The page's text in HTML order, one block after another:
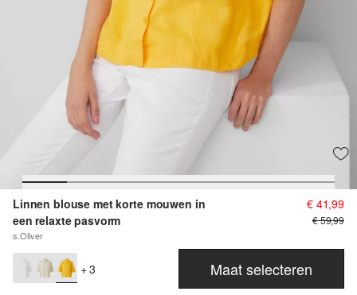
Linnen blouse met korte mouwen in
een relaxte pasvorm
s.Oliver
€ 41,99
€ 59,99
+ 3 Maat selecteren